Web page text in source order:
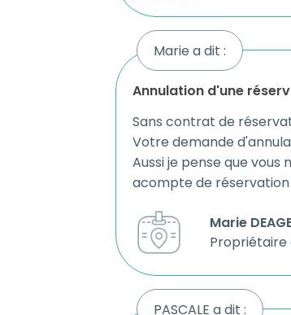
Marie a dit :
annulation d'une
Sans contrat de
Votre demande
Aussi je pense que
acompte de réservation
Marie
Propriétaire
PASCALE a dit :